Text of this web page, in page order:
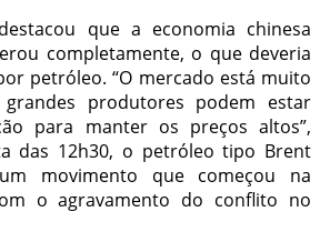
que a economia chinesa
completamente, o que deveria
petróleo. “O mercado está muito
produtores podem estar
para manter os preços altos”,
das 12h30, o petróleo tipo Brent
movimento que começou na
o agravamento do conflito no